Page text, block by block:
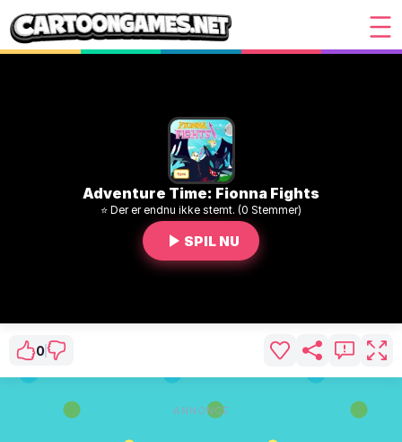
Adventure Time: Fionna Fights
⭐ Der er endnu ikke stemt. (0 Stemmer)
SPIL NU
0
ANNONCE